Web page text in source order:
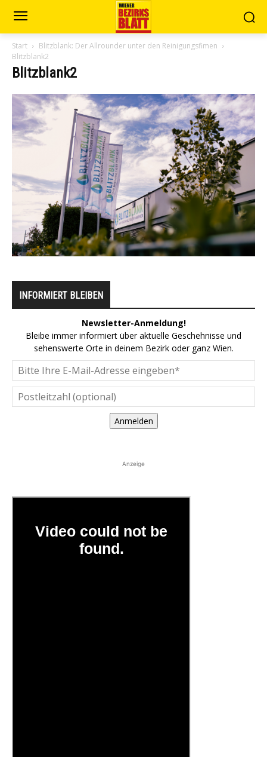
Start
Blitzblank: Der Allrounder unter den Reinigungsfimen
Blitzblank2
Blitzblank2
INFORMIERT BLEIBEN
Newsletter-Anmeldung!
Bleibe immer informiert über aktuelle Geschehnisse und
sehenswerte Orte in deinem Bezirk oder ganz Wien.
Anmelden
Anzeige